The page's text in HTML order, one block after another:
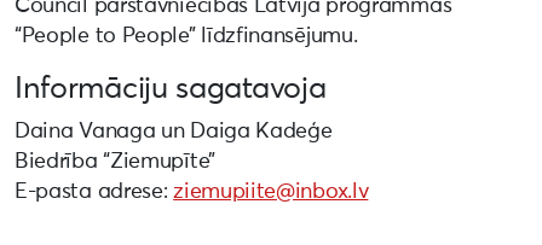
Council pārstāvniecības Latvijā programmas
“People to People” līdzfinansējumu.
Informāciju sagatavoja
Daina Vanaga un Daiga Kadeģe
Biedrība “Ziemupīte”
E-pasta adrese:ziemupiite@inbox.lv